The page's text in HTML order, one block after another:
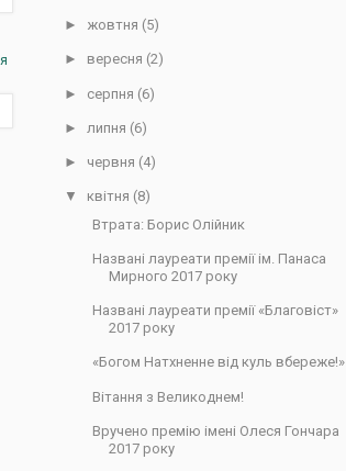
► жовтня (5)
► вересня (2)
► серпня (6)
► липня (6)
► червня (4)
▼ квітня (8)
Втрата: Борис Олійник
Названі лауреати премії ім. Панаса
Мирного 2017 року
Названі лауреати премії «Благовіст»
2017 року
«Богом Натхненне від куль вбереже!»
Вітання з Великоднем!
Вручено премію імені Олеся Гончара
2017 року